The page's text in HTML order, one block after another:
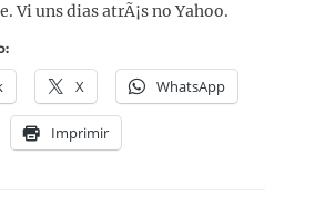
Vi uns dias atrÃ¡s no Yahoo.
X WhatsApp
Imprimir